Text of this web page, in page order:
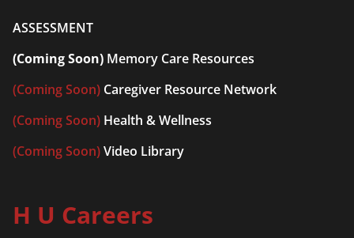
ASSESSMENT
(Coming Soon) Memory Care Resources
(Coming Soon)Caregiver Resource Network
(Coming Soon)Health & Wellness
(Coming Soon)Video Library
H U Careers